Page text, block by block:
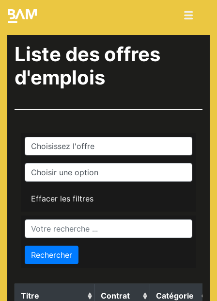
Liste des offres
d'emplois
Effacer les filtres
Rechercher
Titre Contrat Catégorie